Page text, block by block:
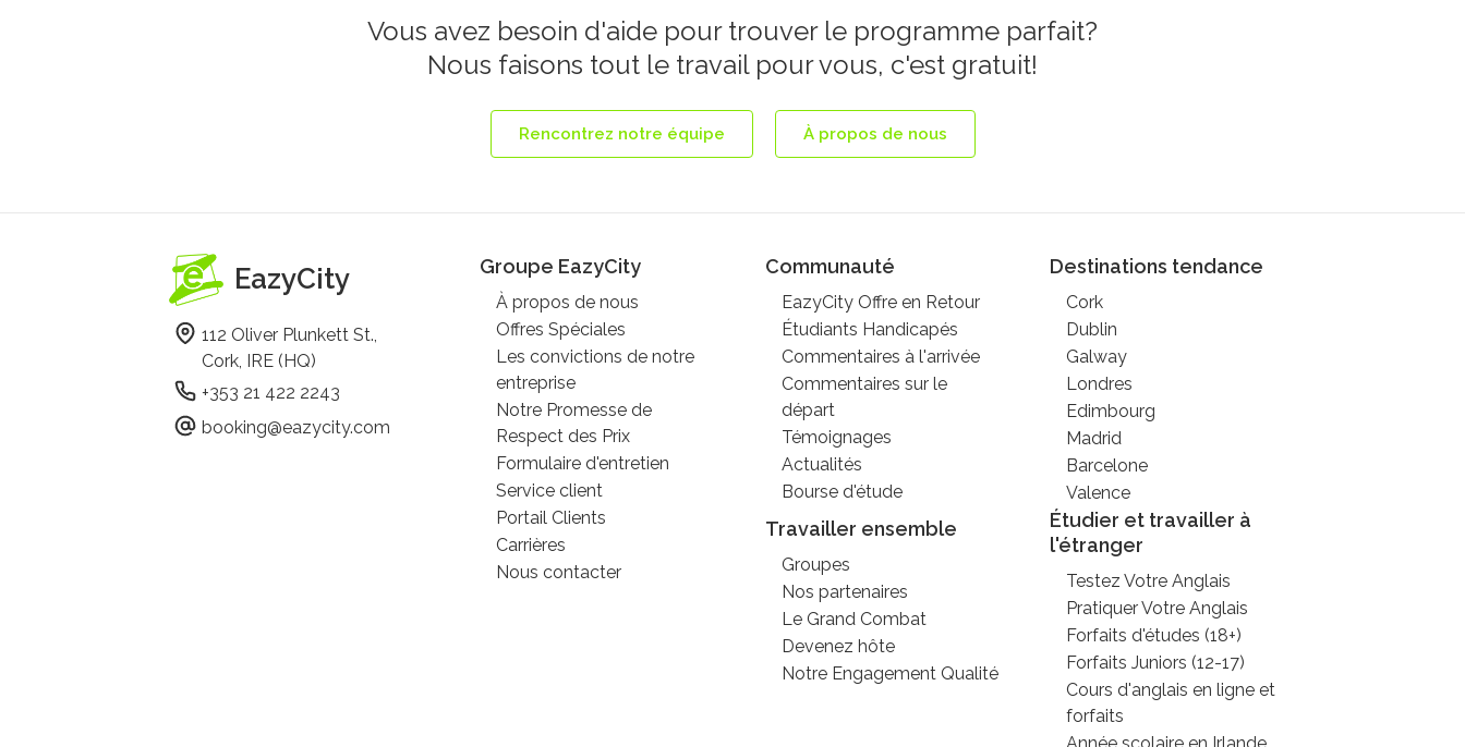
Vous avez besoin d'aide pour trouver le programme parfait?
Nous faisons tout le travail pour vous, c'est gratuit!
Rencontrez notre équipe À propos de nous
EazyCity
112 Oliver Plunkett St.,
Cork, IRE (HQ)
+353 21 422 2243
booking@eazycity.com
Groupe EazyCity
À propos de nous
Offres Spéciales
Les convictions de notre
entreprise
Notre Promesse de
Respect des Prix
Formulaire d'entretien
Service client
Portail Clients
Carrières
Nous contacter
Communauté
EazyCity Offre en Retour
Étudiants Handicapés
Commentaires à l'arrivée
Commentaires sur le
départ
Témoignages
Actualités
Bourse d'étude
Travailler ensemble
Groupes
Nos partenaires
Le Grand Combat
Devenez hôte
Notre Engagement Qualité
Destinations tendance
Cork
Dublin
Galway
Londres
Edimbourg
Madrid
Barcelone
Valence
Étudier et travailler à
l'étranger
Testez Votre Anglais
Pratiquer Votre Anglais
Forfaits d'études (18+)
Forfaits Juniors (12-17)
Cours d'anglais en ligne et
forfaits